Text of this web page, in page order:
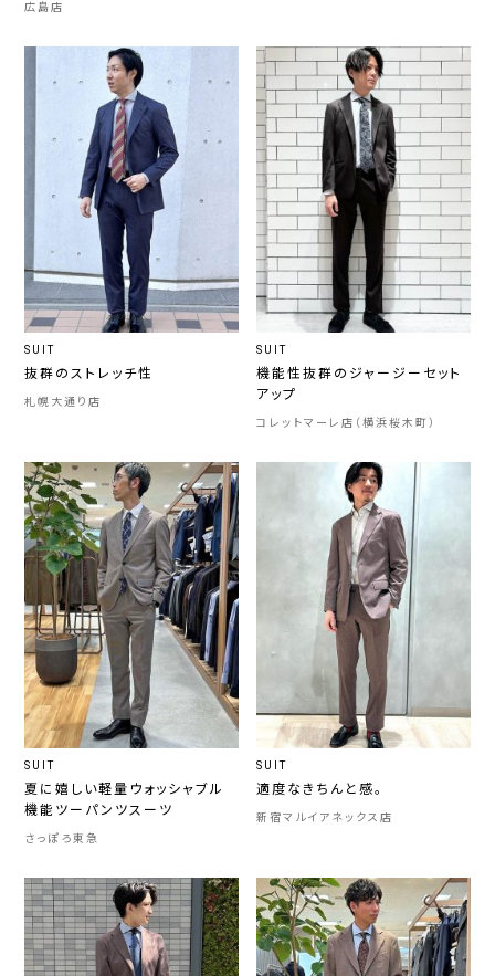
広島店
SUIT
抜群のストレッチ性
札幌大通り店
SUIT
機能性抜群のジャージーセット
アップ
コレットマーレ店（横浜桜木町）
SUIT
夏に嬉しい軽量ウォッシャブル
機能ツーパンツスーツ
さっぽろ東急
SUIT
適度なきちんと感。
新宿マルイアネックス店